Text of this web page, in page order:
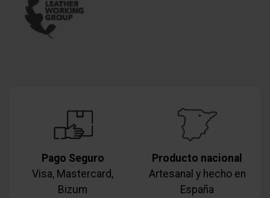
Pago Seguro
Visa, Mastercard,
Bizum
Producto nacional
Artesanal y hecho en
España